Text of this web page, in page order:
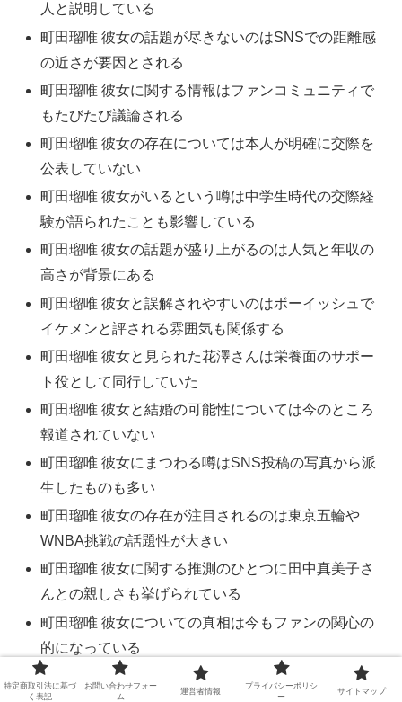
人と説明している
町田瑠唯 彼女の話題が尽きないのはSNSでの距離感
の近さが要因とされる
町田瑠唯 彼女に関する情報はファンコミュニティで
もたびたび議論される
町田瑠唯 彼女の存在については本人が明確に交際を
公表していない
町田瑠唯 彼女がいるという噂は中学生時代の交際経
験が語られたことも影響している
町田瑠唯 彼女の話題が盛り上がるのは人気と年収の
高さが背景にある
町田瑠唯 彼女と誤解されやすいのはボーイッシュで
イケメンと評される雰囲気も関係する
町田瑠唯 彼女と見られた花澤さんは栄養面のサポー
ト役として同行していた
町田瑠唯 彼女と結婚の可能性については今のところ
報道されていない
町田瑠唯 彼女にまつわる噂はSNS投稿の写真から派
生したものも多い
町田瑠唯 彼女の存在が注目されるのは東京五輪や
WNBA挑戦の話題性が大きい
町田瑠唯 彼女に関する推測のひとつに田中真美子さ
んとの親しさも挙げられている
町田瑠唯 彼女についての真相は今もファンの関心の
的になっている
町田瑠唯 彼女の存在より現在は富士通レッドウェー
特定商取引法に基づ
く表記
お問い合わせフォー
ム
運営者情報
プライバシーポリシ
ー
サイトマップ